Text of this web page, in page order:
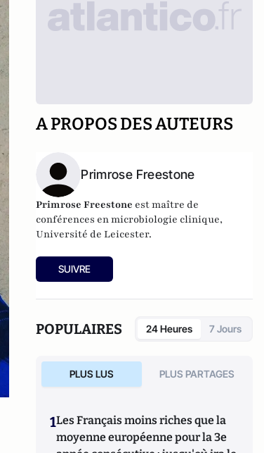
A PROPOS DES AUTEURS
Primrose Freestone
Primrose Freestone est maître de
conférences en microbiologie clinique,
Université de Leicester.
SUIVRE
POPULAIRES 24 Heures 7 Jours
PLUS LUS PLUS PARTAGES
1Les Français moins riches que la
moyenne européenne pour la 3e